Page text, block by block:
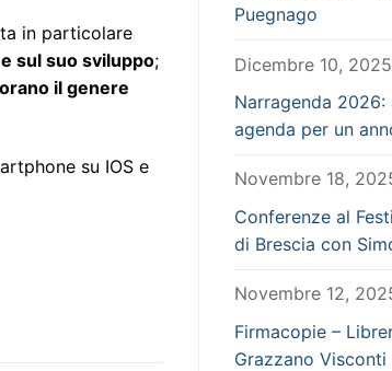
in particolare
sul suo sviluppo;
il genere
su IOS e
Puegnago
Dicembre 10, 2025
Narragenda
agenda per un
Novembre 18,
Conferenze al
di Brescia con
Novembre 12,
Firmacopie –
Grazzano Visconti